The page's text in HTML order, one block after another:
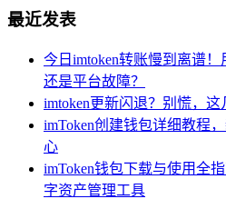
最近发表
今日imtoken转账慢到离谱
还是平台故障？
imtoken更新闪退？别慌，
imToken创建钱包详细教程
心
imToken钱包下载与使用全
字资产管理工具